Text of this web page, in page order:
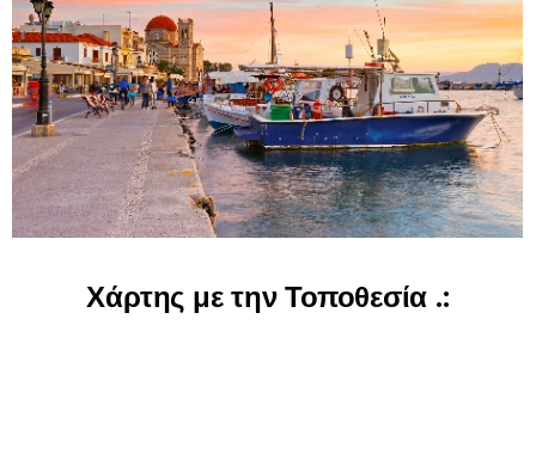
Χάρτης με την Τοποθεσία .: